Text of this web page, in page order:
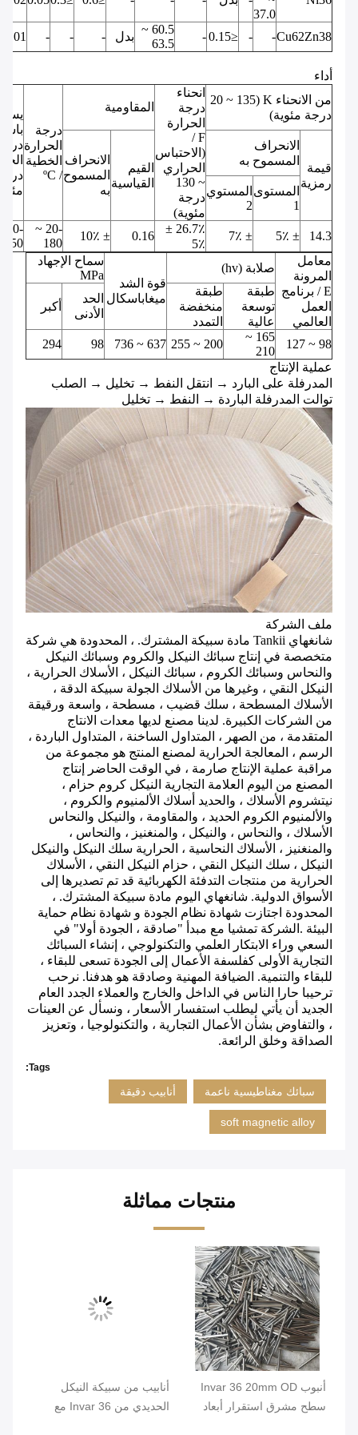
37.0
Cu62Zn38
-
-
≤0.15
-
60.5 ~
63.5
بدل -
-
-
0.01
أداء
من الانحناء K (20 ~ 135
درجة مئوية)
انحناء
درجة
الحرارة
F /
(الاحتباس
الحراري
~ 130
درجة
مئوية)
المقاومية
درجة
الحرارة
الخطية
/ ºC
قيمة
رمزية
الانحراف
المسموح به
القيم
القياسية
الانحراف
المسموح
به
المستوى
1
المستوي
2
14.3 ± 5٪ ± 7٪
26.7٪ ±
5٪
0.16 ± 10٪
-20 ~
180
250
معامل
المرونة
E / برنامج
العمل
العالمي
صلابة (hv)
قوة الشد
ميغاباسكال
سماح الإجهاد
MPa
طبقة
توسعة
عالية
طبقة
منخفضة
التمدد
الحد
الأدنى
أكبر
98 ~ 127
165 ~
210
200 ~ 255
637 ~ 736
98
294
عملية الإنتاج
المدرفلة على البارد → انتقل النفط → تخليل → الصلب
توالت المدرفلة الباردة → النفط → تخليل
ملف الشركة
شانغهاي Tankii مادة سبيكة المشترك. ، المحدودة هي شركة
متخصصة في إنتاج سبائك النيكل والكروم وسبائك النيكل
والنحاس وسبائك الكروم ، سبائك النيكل ، الأسلاك الحرارية ،
النيكل النقي ، وغيرها من الأسلاك الجولة سبيكة الدقة ،
الأسلاك المسطحة ، سلك قضيب ، مسطحة ، واسعة ورقيقة
من الشركات الكبيرة. لدينا مصنع لديها معدات الانتاج
المتقدمة ، من الصهر ، المتداول الساخنة ، المتداول الباردة ،
الرسم ، المعالجة الحرارية لمصنع المنتج هو مجموعة من
مراقبة عملية الإنتاج صارمة ، في الوقت الحاضر إنتاج
المصنع من اليوم العلامة التجارية النيكل كروم حزام ،
نيتشروم الأسلاك ، والحديد أسلاك الألمنيوم والكروم ،
والألمنيوم الكروم الحديد ، والمقاومة ، والنيكل والنحاس
الأسلاك ، والنحاس ، والنيكل ، والمنغنيز ، والنحاس ،
والمنغنيز ، الأسلاك النحاسية ، الحرارية سلك النيكل والنيكل
النيكل ، سلك النيكل النقي ، حزام النيكل النقي ، الأسلاك
الحرارية من منتجات التدفئة الكهربائية قد تم تصديرها إلى
الأسواق الدولية. شانغهاي اليوم مادة سبيكة المشترك. ،
المحدودة اجتازت شهادة نظام الجودة و شهادة نظام حماية
البيئة .الشركة تمشيا مع مبدأ "صادقة ، الجودة أولا" في
السعي وراء الابتكار العلمي والتكنولوجي ، إنشاء السبائك
التجارية الأولى كفلسفة الأعمال إلى الجودة تسعى للبقاء ،
للبقاء والتنمية. الضيافة المهنية وصادقة هو هدفنا. نرحب
ترحيبا حارا الناس في الداخل والخارج والعملاء الجدد العام
الجديد أن يأتي ليطلب استفسار الأسعار ، ونسأل عن العينات
، والتفاوض بشأن الأعمال التجارية ، والتكنولوجيا ، وتعزيز
الصداقة وخلق الرائعة.
Tags:
سبائك مغناطيسية ناعمة أنابيب دقيقة
soft magnetic alloy
منتجات مماثلة
أنبوب Invar 36 20mm OD
سطح مشرق استقرار أبعاد
أنابيب من سبيكة النيكل
الحديدي من Invar 36 مع